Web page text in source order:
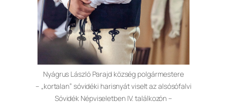
Nyágrus László Parajd község polgármestere
– „kortalan” sóvidéki harisnyát viselt az alsósófalvi
Sóvidék Népviseletben IV. találkozón –